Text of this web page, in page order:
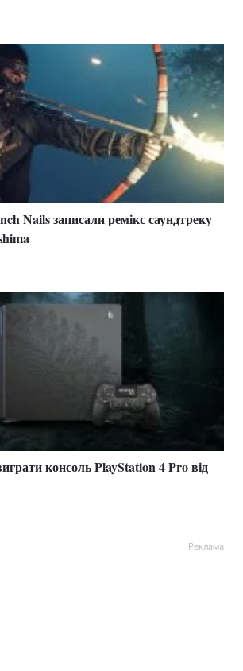
Nails записали ремікс саундтреку
консоль PlayStation 4 Pro від
Реклама